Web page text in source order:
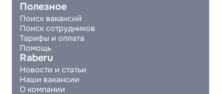
Полезное
Поиск вакансий
Поиск сотрудников
Тарифы и оплата
Помощь
Raberu
Новости и статьи
Наши вакансии
О компании